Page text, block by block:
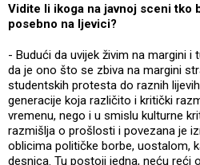
Vidite li ikoga na javnoj sceni tko
posebno na ljevici?
- Budući da uvijek živim na margini i
da je ono što se zbiva na margini
studentskih protesta do raznih
generacije koja različito i kritički
vremenu, nego i u smislu kulturne
razmišlja o prošlosti i povezana je
oblicima političke borbe, uostalom,
desnica. Tu postoji jedna, neću reći